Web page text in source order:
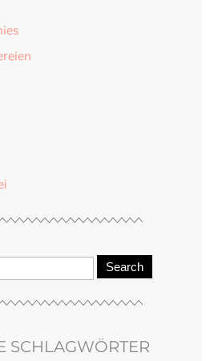
Search
SCHLAGWÖRTER